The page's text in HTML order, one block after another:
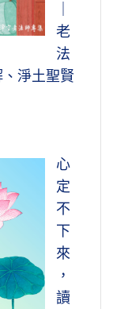
老
法
淨土聖賢
心
定
不
下
來
，
讀